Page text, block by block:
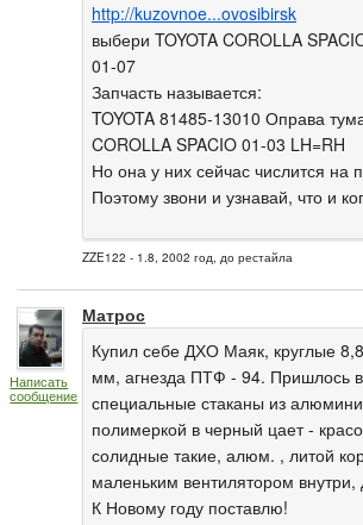
http://kuzovnoe...ovosibirsk
выбери TOYOTA COROLLA
01-07
Запчасть называется:
TOYOTA 81485-13010 Оправа
COROLLA SPACIO 01-03 LH=RH
Но она у них сейчас числится на
Поэтому звони и узнавай, что и
ZZE122 - 1.8, 2002 год, до рестайла
Написать
сообщение
Матрос
Купил себе ДХО Маяк, круглые
мм, агнезда ПТФ - 94. Пришлось
специальные стаканы из
полимеркой в черный цает -
солидные такие, алюм. , литой
маленьким вентилятором
К Новому году поставлю!